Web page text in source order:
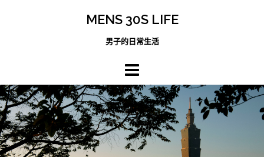
MENS 30S LIFE
男子的日常生活